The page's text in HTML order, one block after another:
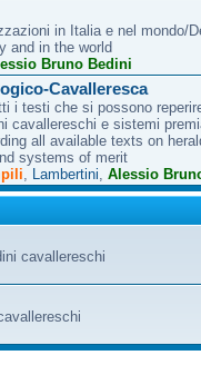
in Italia e nel mondo/
and in the world
Bruno Bedini
Cavalleresca
i testi che si possono
cavallereschi e sistemi
all available texts on
systems of merit
Lambertini Alessio
cavallereschi